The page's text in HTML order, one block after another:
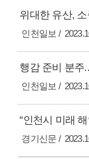
위대한 유산,
인천일보
인천일보
“인천시 미래
경기신문